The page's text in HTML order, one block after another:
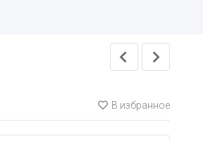
В избранное